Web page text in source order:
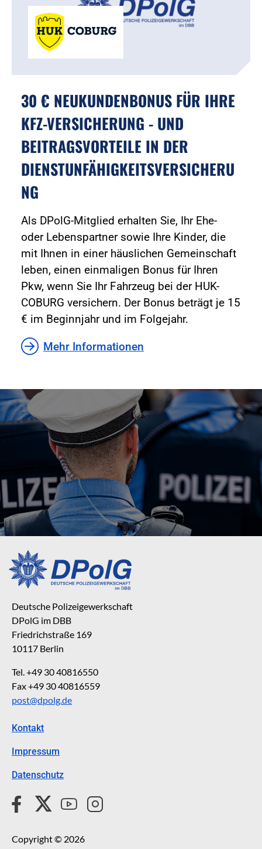
30 € NEUKUNDENBONUS FÜR IHRE
KFZ-VERSICHERUNG - UND
BEITRAGSVORTEILE IN DER
DIENSTUNFÄHIGKEITSVERSICHERU
NG
Als DPolG-Mitglied erhalten Sie, Ihr Ehe-
oder Lebenspartner sowie Ihre Kinder, die
mit Ihnen in einer häuslichen Gemeinschaft
leben, einen einmaligen Bonus für Ihren
Pkw, wenn Sie Ihr Fahrzeug bei der HUK-
COBURG versichern. Der Bonus beträgt je 15
€ im Beginnjahr und im Folgejahr.
Mehr Informationen
Deutsche Polizeigewerkschaft
DPolG im DBB
Friedrichstraße 169
10117 Berlin
Tel. +49 30 40816550
Fax +49 30 40816559
post@dpolg.de
Kontakt
Impressum
Datenschutz
Copyright © 2026